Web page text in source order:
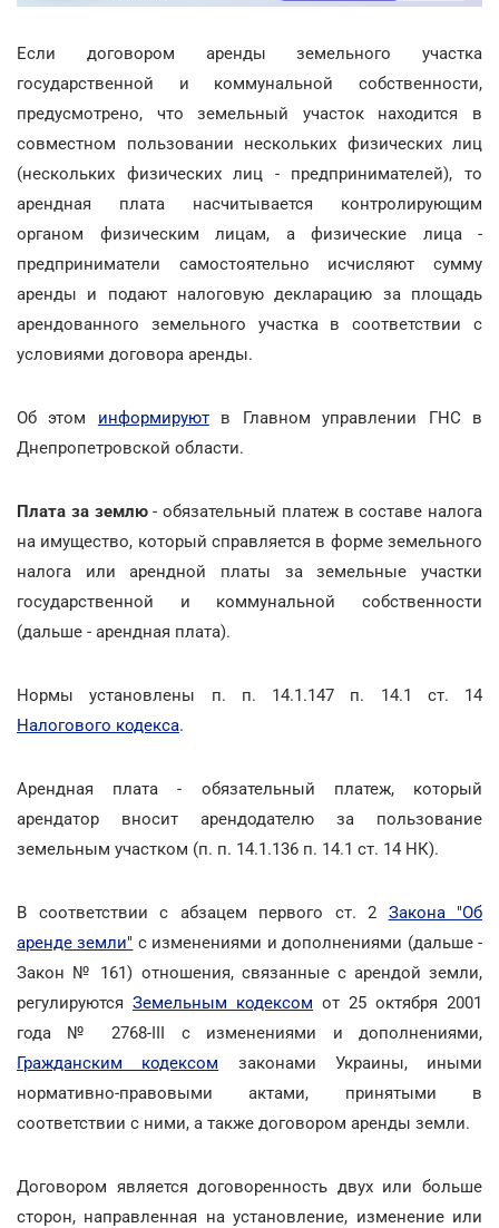
Если договором аренды земельного участка
государственной и коммунальной собственности,
предусмотрено, что земельный участок находится в
совместном пользовании нескольких физических лиц
(нескольких физических лиц - предпринимателей), то
арендная плата насчитывается контролирующим
органом физическим лицам, а физические лица -
предприниматели самостоятельно исчисляют сумму
аренды и подают налоговую декларацию за площадь
арендованного земельного участка в соответствии с
условиями договора аренды.
Об этом информируютв Главном управлении ГНС в
Днепропетровской области.
Плата за землю- обязательный платеж в составе налога
на имущество, который справляется в форме земельного
налога или арендной платы за земельные участки
государственной и коммунальной собственности
(дальше - арендная плата).
Нормы установлены п. п. 14.1.147 п. 14.1 ст. 14
Налогового кодекса.
Арендная плата - обязательный платеж, который
арендатор вносит арендодателю за пользование
земельным участком (п. п. 14.1.136 п. 14.1 ст. 14 НК).
В соответствии с абзацем первого ст. 2 Закона "Об
аренде земли" с изменениями и дополнениями (дальше -
Закон № 161) отношения, связанные с арендой земли,
регулируются Земельным кодексом от 25 октября 2001
года № 2768-ІІІ с изменениями и дополнениями,
Гражданским кодексом законами Украины, иными
нормативно-правовыми актами, принятыми в
соответствии с ними, а также договором аренды земли.
Договором является договоренность двух или больше
сторон, направленная на установление, изменение или